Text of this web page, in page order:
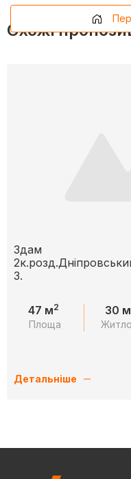
Схожі
Здам
3.
47 м2
Площа
30 м
Детальніше